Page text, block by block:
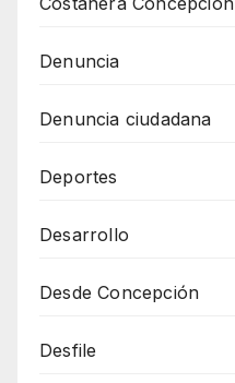
Denuncia
Denuncia ciudadana
Deportes
Desarrollo
Desde Concepción
Desfile